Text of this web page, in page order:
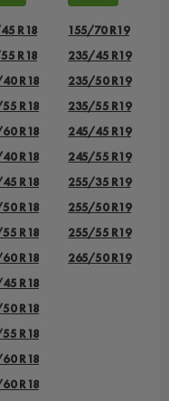
R18
R18
R18
R18
R18
R18
R18
R18
R18
R18
R18
R18
R18
R18
R18
155/70 R19
235/45 R19
235/50 R19
235/55 R19
245/45 R19
245/55 R19
255/35 R19
255/50 R19
255/55 R19
265/50 R19